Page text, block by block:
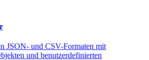
JSON- und CSV-Formaten mit
und benutzerdefinierten